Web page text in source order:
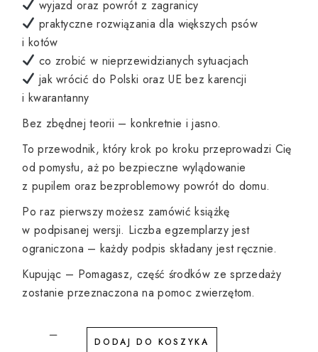
wyjazd oraz powrót z zagranicy
praktyczne rozwiązania dla większych psów
i kotów
co zrobić w nieprzewidzianych sytuacjach
jak wrócić do Polski oraz UE bez karencji
i kwarantanny
Bez zbędnej teorii – konkretnie i jasno.
To przewodnik, który krok po kroku przeprowadzi Cię
od pomysłu, aż po bezpieczne wylądowanie
z pupilem oraz bezproblemowy powrót do domu.
Po raz pierwszy możesz zamówić książkę
w podpisanej wersji. Liczba egzemplarzy jest
ograniczona – każdy podpis składany jest ręcznie.
Kupując – Pomagasz, część środków ze sprzedaży
zostanie przeznaczona na pomoc zwierzętom.
DODAJ DO KOSZYKA